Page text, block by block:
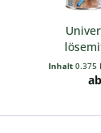
Inhalt 0.375